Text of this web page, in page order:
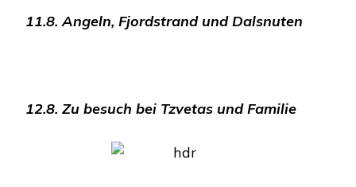
11.8. Angeln, Fjordstrand und Dalsnuten
12.8. Zu besuch bei Tzvetas und Familie